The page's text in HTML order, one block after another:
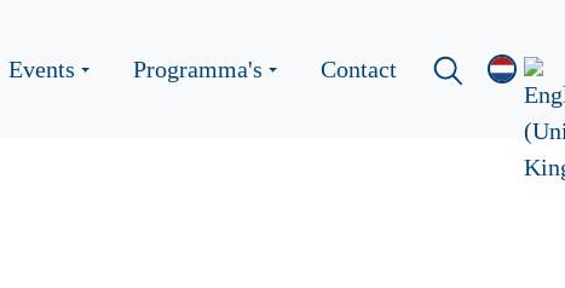
Events Programma's Contact